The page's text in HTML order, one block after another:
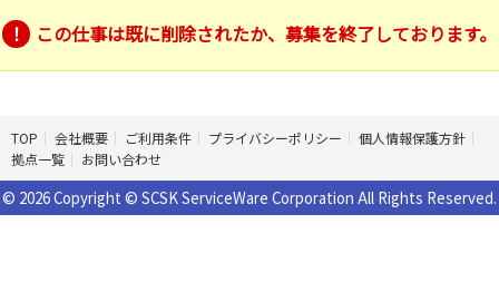
この仕事は既に削除されたか、募集を終了しております。
TOP 会社概要 ご利用条件 プライバシーポリシー
個人情報保護方針
拠点一覧
お問い合わせ
© 2026 Copyright © SCSK ServiceWare Corporation All Rights Reserved.